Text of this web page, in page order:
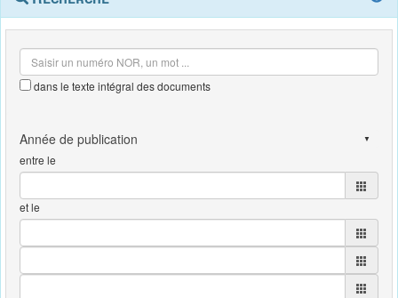
outils
dans le texte intégral des documents
entre le
et le